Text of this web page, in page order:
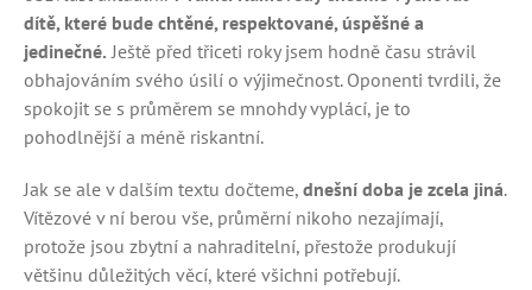
dítě, které bude chtěné, respektované, úspěšné a
jedinečné. Ještě před třiceti roky jsem hodně času strávil
obhajováním svého úsilí o výjimečnost. Oponenti tvrdili, že
spokojit se s průměrem se mnohdy vyplácí, je to
pohodlnější a méně riskantní.
Jak se ale v dalším textu dočteme, dnešní doba je zcela jiná.
Vítězové v ní berou vše, průměrní nikoho nezajímají,
protože jsou zbytní a nahraditelní, přestože produkují
většinu důležitých věcí, které všichni potřebují.